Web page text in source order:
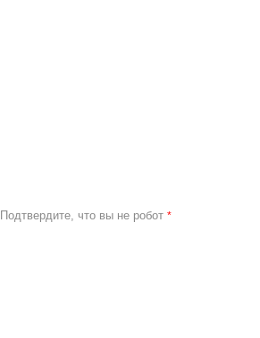
Подтвердите, что вы не робот *